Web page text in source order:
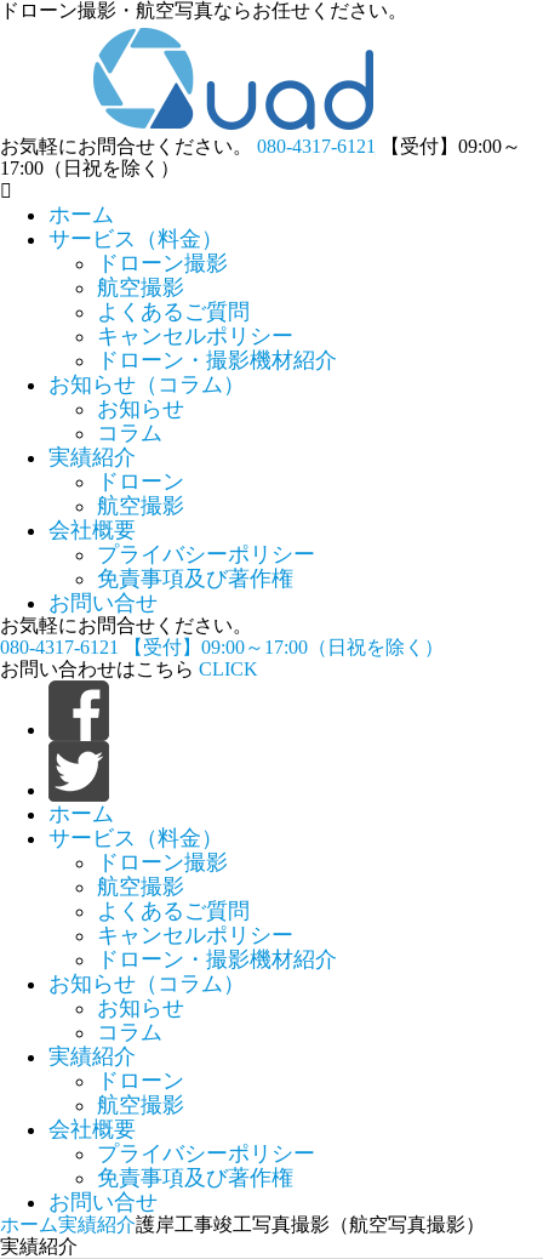
ドローン撮影・航空写真ならお任せください。
お気軽にお問合せください。 080-4317-6121
【受付】09:00～
17:00（日祝を除く）
ホーム
サービス（料金）
ドローン撮影
航空撮影
よくあるご質問
キャンセルポリシー
ドローン・撮影機材紹介
お知らせ（コラム）
お知らせ
コラム
実績紹介
ドローン
航空撮影
会社概要
プライバシーポリシー
免責事項及び著作権
お問い合せ
お気軽にお問合せください。
080-4317-6121
【受付】09:00～17:00（日祝を除く）
お問い合わせはこちら CLICK
ホーム
サービス（料金）
ドローン撮影
航空撮影
よくあるご質問
キャンセルポリシー
ドローン・撮影機材紹介
お知らせ（コラム）
お知らせ
コラム
実績紹介
ドローン
航空撮影
会社概要
プライバシーポリシー
免責事項及び著作権
お問い合せ
ホーム実績紹介護岸工事竣工写真撮影（航空写真撮影）
実績紹介